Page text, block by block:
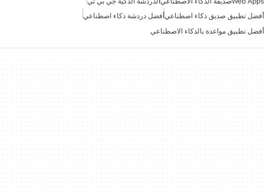
أفضل تطبيق صديق ذكاء اصطناعيأفضل دردشة ذكاء اصطناعي
أفضل تطبيق مواعدة بالذكاء الاصطناعي